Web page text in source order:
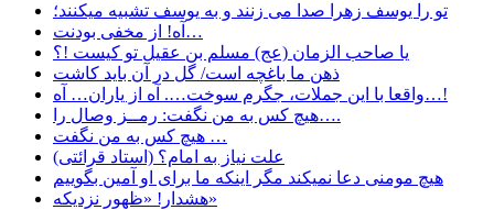
تو را یوسف زهرا صدا می زنند و به یوسف تشبیه میکنند؛
آه! از مخفی بودنت…
یا صاحب الزمان (عج) مسلم بن عقیل تو کیست !؟
ﺫﻫﻦ ﻣﺎ ﺑﺎﻏﭽﻪ ﺍﺳﺖ/ ﮔﻞ ﺩﺭ ﺁﻥ ﺑﺎﯾﺪ ﮐﺎﺷﺖ
واقعا با این جملات، جگرم سوخت…. آه از یاران… آه…!
هیچ کس به من نگفت: رمــز وصال را….
هیچ کس به من نگفت …
علت نیاز به امام؟ (استاد قرائتی)
هیچ مومنی دعا نمیکند مگر اینکه ما برای او آمین بگوییم
هشدار! «ظهور نزدیکه»